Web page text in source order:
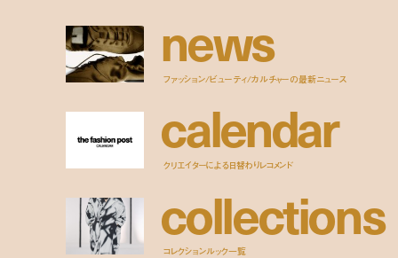
news
ファッション/ビューティ/カルチャーの最新ニュース
calendar
クリエイターによる日替わりレコメンド
collections
コレクションルック一覧